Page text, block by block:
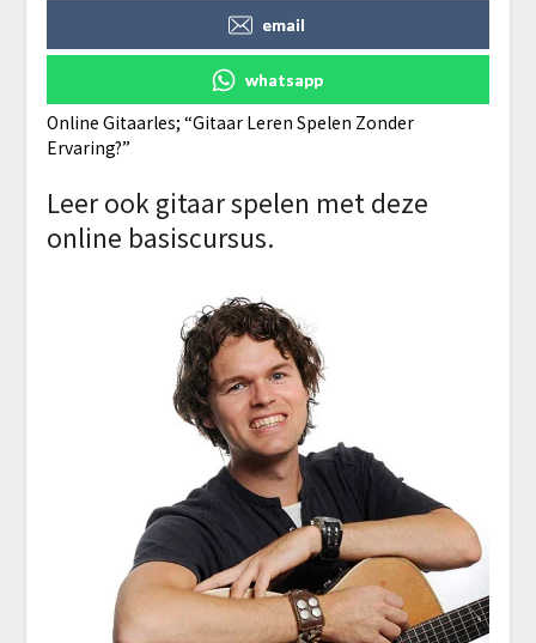
email
whatsapp
Online Gitaarles; “Gitaar Leren Spelen Zonder
Ervaring?”
Leer ook gitaar spelen met deze
online basiscursus.